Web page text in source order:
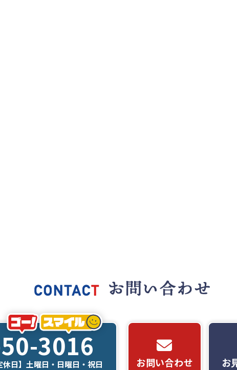
3016
休日】土曜日・日曜日・祝日 お問い合わせ お